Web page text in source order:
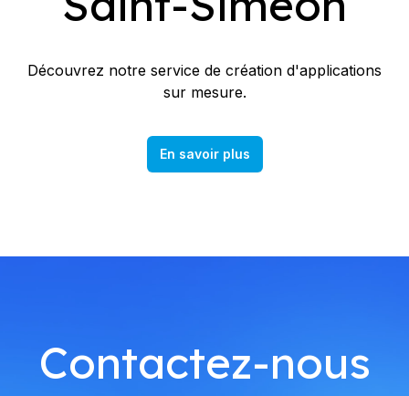
Découvrez notre service de création d'applications
sur mesure.
En savoir plus
Contactez-nous